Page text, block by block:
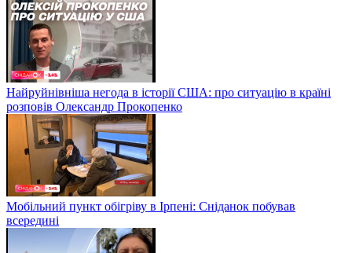
Найруйнівніша негода в історії США: про ситуацію в країні
розповів Олександр Прокопенко
Мобільний пункт обігріву в Ірпені: Сніданок побував
всередині